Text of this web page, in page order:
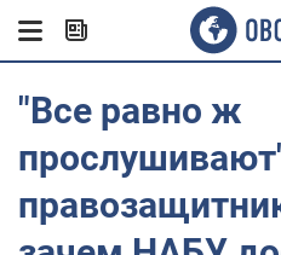
"Все равно ж